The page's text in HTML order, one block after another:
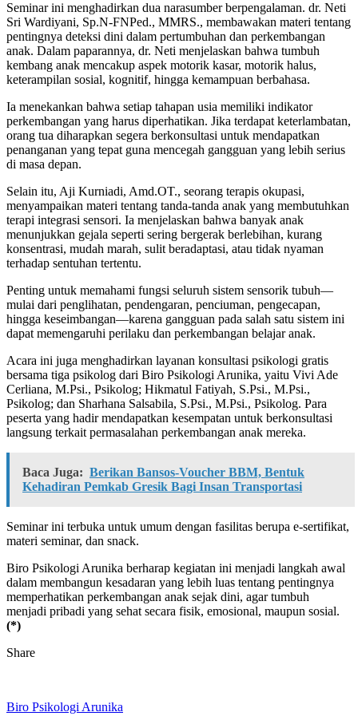
Seminar ini menghadirkan dua narasumber berpengalaman. dr. Neti
Sri Wardiyani, Sp.N-FNPed., MMRS., membawakan materi tentang
pentingnya deteksi dini dalam pertumbuhan dan perkembangan
anak. Dalam paparannya, dr. Neti menjelaskan bahwa tumbuh
kembang anak mencakup aspek motorik kasar, motorik halus,
keterampilan sosial, kognitif, hingga kemampuan berbahasa.
Ia menekankan bahwa setiap tahapan usia memiliki indikator
perkembangan yang harus diperhatikan. Jika terdapat keterlambatan,
orang tua diharapkan segera berkonsultasi untuk mendapatkan
penanganan yang tepat guna mencegah gangguan yang lebih serius
di masa depan.
Selain itu, Aji Kurniadi, Amd.OT., seorang terapis okupasi,
menyampaikan materi tentang tanda-tanda anak yang membutuhkan
terapi integrasi sensori. Ia menjelaskan bahwa banyak anak
menunjukkan gejala seperti sering bergerak berlebihan, kurang
konsentrasi, mudah marah, sulit beradaptasi, atau tidak nyaman
terhadap sentuhan tertentu.
Penting untuk memahami fungsi seluruh sistem sensorik tubuh—
mulai dari penglihatan, pendengaran, penciuman, pengecapan,
hingga keseimbangan—karena gangguan pada salah satu sistem ini
dapat memengaruhi perilaku dan perkembangan belajar anak.
Acara ini juga menghadirkan layanan konsultasi psikologi gratis
bersama tiga psikolog dari Biro Psikologi Arunika, yaitu Vivi Ade
Cerliana, M.Psi., Psikolog; Hikmatul Fatiyah, S.Psi., M.Psi.,
Psikolog; dan Sharhana Salsabila, S.Psi., M.Psi., Psikolog. Para
peserta yang hadir mendapatkan kesempatan untuk berkonsultasi
langsung terkait permasalahan perkembangan anak mereka.
Baca Juga: Berikan Bansos-Voucher BBM, Bentuk
Kehadiran Pemkab Gresik Bagi Insan Transportasi
Seminar ini terbuka untuk umum dengan fasilitas berupa e-sertifikat,
materi seminar, dan snack.
Biro Psikologi Arunika berharap kegiatan ini menjadi langkah awal
dalam membangun kesadaran yang lebih luas tentang pentingnya
memperhatikan perkembangan anak sejak dini, agar tumbuh
menjadi pribadi yang sehat secara fisik, emosional, maupun sosial.
(*)
Share
Biro Psikologi Arunika